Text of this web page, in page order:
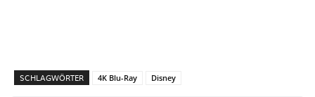
SCHLAGWÖRTER 4K Blu-Ray Disney